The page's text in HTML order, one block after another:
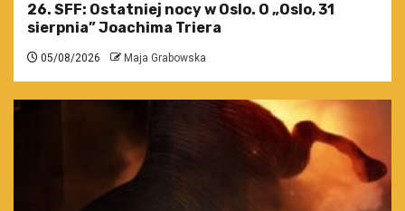
26. SFF: Ostatniej nocy w Oslo. O „Oslo, 31
sierpnia” Joachima Triera
05/08/2026 Maja Grabowska